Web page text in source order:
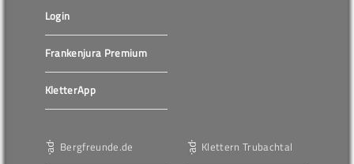
Login
Frankenjura Premium
KletterApp
Bergfreunde.de Klettern Trubachtal